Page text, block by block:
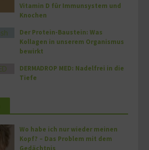
Vitamin D für Immunsystem und
Knochen
Der Protein-Baustein: Was
Kollagen in unserem Organismus
bewirkt
DERMADROP MED: Nadelfrei in die
Tiefe
Wo habe ich nur wieder meinen
Kopf? – Das Problem mit dem
Gedächtnis